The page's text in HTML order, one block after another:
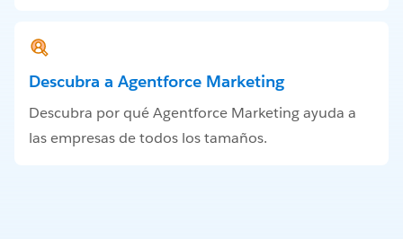
Descubra a Agentforce Marketing
Descubra por qué Agentforce Marketing ayuda a
las empresas de todos los tamaños.